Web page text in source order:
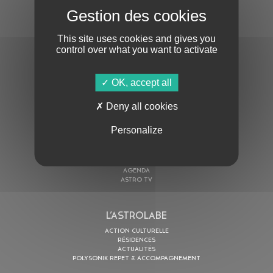
S'ABONNER À LA NEWSLETTER
En cochant cette case, j’accepte la Politique de confidentialité
AGENDA
ASTRO TV
L’ASTROLABE
ACTION CULTURELLE
RÉSIDENCES
ACTUALITÉS
POLYSONIK REPET & ACCOMPAGNEMENT
This site uses cookies and gives you
control over what you want to activate
OK, accept all
Deny all cookies
Personalize